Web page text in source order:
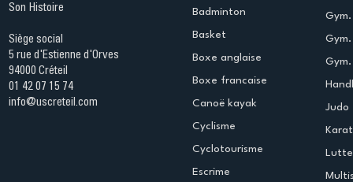
Son Histoire
Siège social
5 rue d'Estienne d'Orves
94000 Créteil
01 42 07 15 74
info@uscreteil.com
Badminton
Basket
Boxe anglaise
Boxe francaise
Canoë kayak
Cyclisme
Cyclotourisme
Escrime
Judo
Lutte